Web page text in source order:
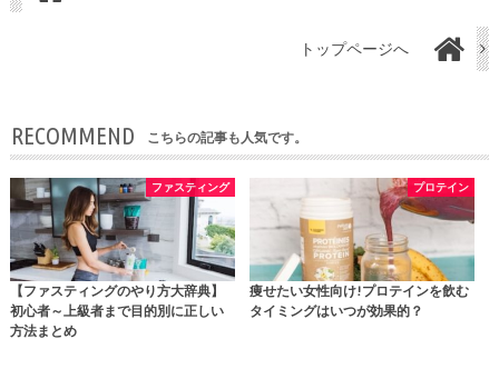
トップページへ
RECOMMEND こちらの記事も人気です。
ファスティング
【ファスティングのやり方大辞典】
初心者～上級者まで目的別に正しい
方法まとめ
プロテイン
痩せたい女性向け!プロテインを飲む
タイミングはいつが効果的？